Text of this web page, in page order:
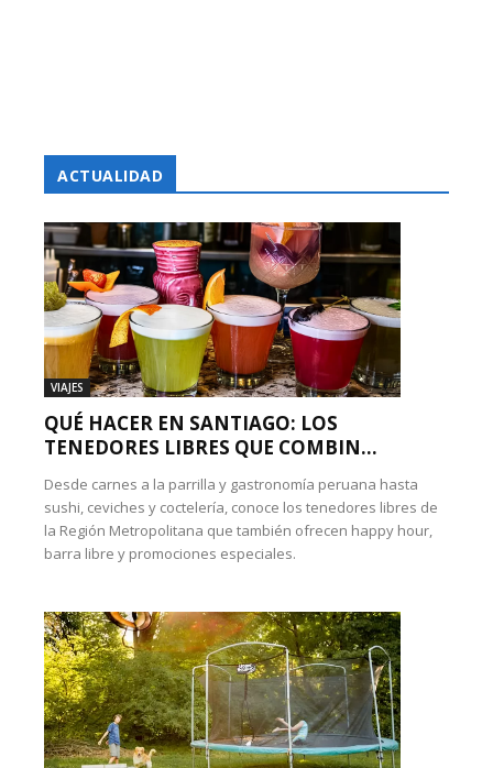
ACTUALIDAD
VIAJES
QUÉ HACER EN SANTIAGO: LOS
TENEDORES LIBRES QUE COMBIN...
Desde carnes a la parrilla y gastronomía peruana hasta
sushi, ceviches y coctelería, conoce los tenedores libres de
la Región Metropolitana que también ofrecen happy hour,
barra libre y promociones especiales.